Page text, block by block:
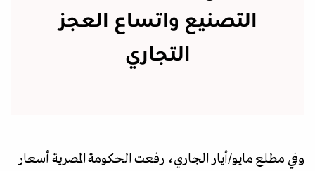
التصنيع واتساع العجز
التجاري
وفي مطلع مايو/أيار الجاري، رفعت الحكومة المصرية أسعار